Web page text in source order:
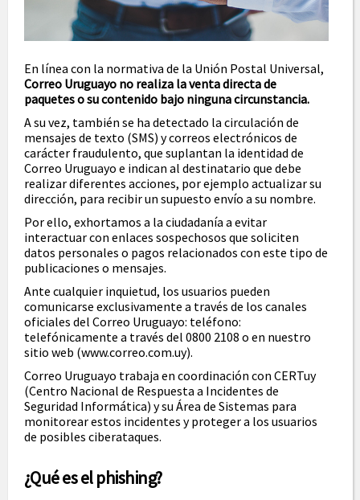
En línea con la normativa de la Unión Postal Universal,
Correo Uruguayo no realiza la venta directa de
paquetes o su contenido bajo ninguna circunstancia.
A su vez, también se ha detectado la circulación de
mensajes de texto (SMS) y correos electrónicos de
carácter fraudulento, que suplantan la identidad de
Correo Uruguayo e indican al destinatario que debe
realizar diferentes acciones, por ejemplo actualizar su
dirección, para recibir un supuesto envío a su nombre.
Por ello, exhortamos a la ciudadanía a evitar
interactuar con enlaces sospechosos que soliciten
datos personales o pagos relacionados con este tipo de
publicaciones o mensajes.
Ante cualquier inquietud, los usuarios pueden
comunicarse exclusivamente a través de los canales
oficiales del Correo Uruguayo: teléfono:
telefónicamente a través del 0800 2108 o en nuestro
sitio web (www.correo.com.uy).
Correo Uruguayo trabaja en coordinación con CERTuy
(Centro Nacional de Respuesta a Incidentes de
Seguridad Informática) y su Área de Sistemas para
monitorear estos incidentes y proteger a los usuarios
de posibles ciberataques.
¿Qué es el phishing?